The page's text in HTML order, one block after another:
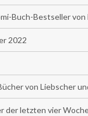
Buch-Bestseller von
2022
von Liebscher
der letzten vier